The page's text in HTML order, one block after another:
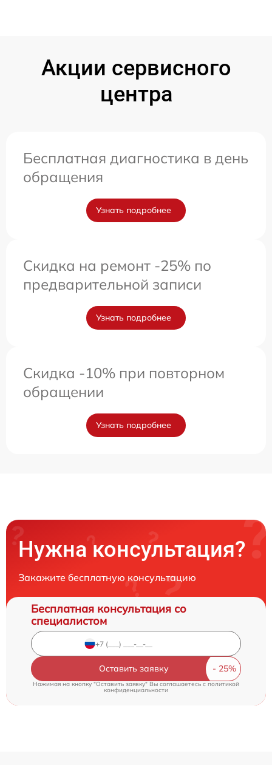
Акции сервисного
центра
Бесплатная диагностика в день
обращения
Узнать подробнее
Скидка на ремонт -25% по
предварительной записи
Узнать подробнее
Скидка -10% при повторном
обращении
Узнать подробнее
Нужна консультация?
Закажите бесплатную консультацию
Бесплатная консультация со
специалистом
Оставить заявку
Нажимая на кнопку "Оставить заявку" Вы соглашаетесь cполитикой
конфиденциальности